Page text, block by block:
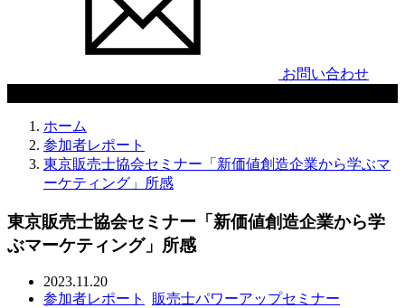
お問い合わせ
ホーム
参加者レポート
東京販売士協会セミナー「新価値創造企業から学ぶマ
ーケティング」所感
東京販売士協会セミナー「新価値創造企業から学
ぶマーケティング」所感
2023.11.20
参加者レポート
販売士パワーアップセミナー